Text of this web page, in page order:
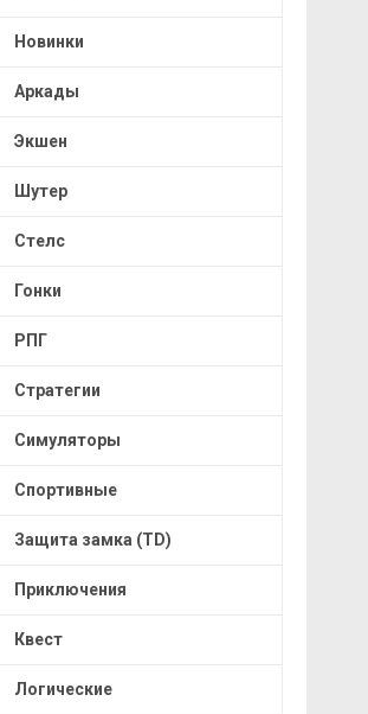
Новинки
Аркады
Экшен
Шутер
Стелс
Гонки
РПГ
Стратегии
Симуляторы
Спортивные
Защита замка (TD)
Приключения
Квест
Логические